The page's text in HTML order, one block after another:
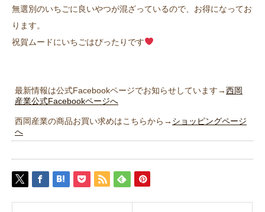
無選別のいちごに良いやつが混ざっているので、お得になってお
ります。
祝賀ムードにいちごはぴったりです
最新情報は公式Facebookページでお知らせしています→西岡
産業公式Facebookページへ
西岡産業の商品お買い求めはこちらから→ ショッピングページ
へ